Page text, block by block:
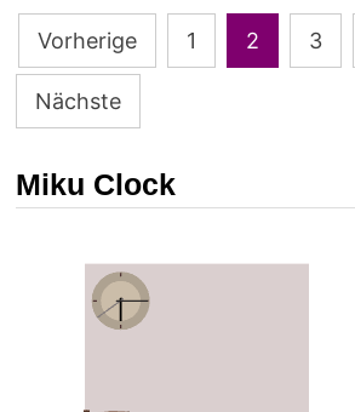
REGISTRIERT
:D
der
Beiträge
Vorherige 1 2 3
Nächste
Miku Clock